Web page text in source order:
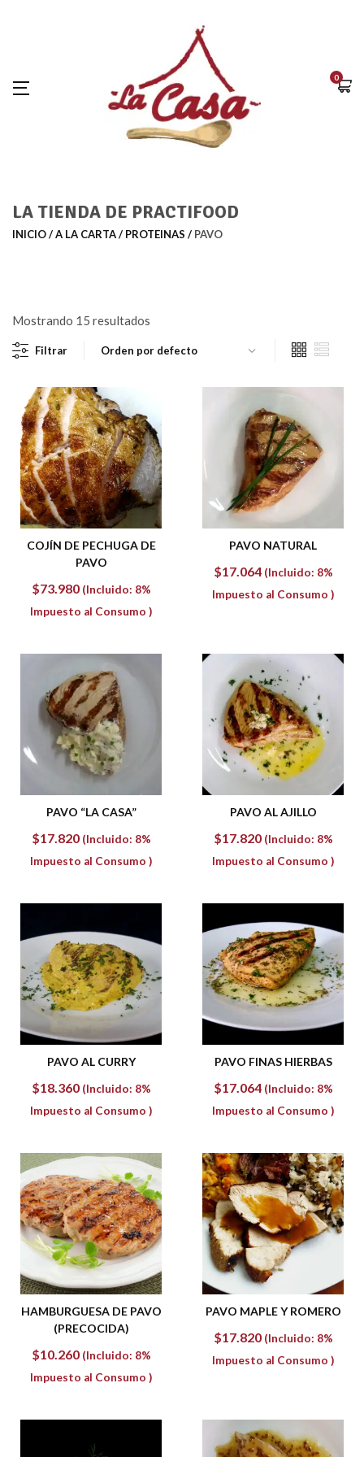
0
LA TIENDA DE PRACTIFOOD
INICIO A LA CARTA PROTEINAS PAVO
Mostrando 15 resultados
Filtrar
COJÍN DE PECHUGA DE
PAVO
$73.980 (Incluido: 8%
Impuesto al Consumo )
PAVO NATURAL
$17.064 (Incluido: 8%
Impuesto al Consumo )
PAVO “LA CASA”
$17.820 (Incluido: 8%
Impuesto al Consumo )
PAVO AL AJILLO
$17.820 (Incluido: 8%
Impuesto al Consumo )
PAVO AL CURRY
$18.360 (Incluido: 8%
Impuesto al Consumo )
PAVO FINAS HIERBAS
$17.064 (Incluido: 8%
Impuesto al Consumo )
HAMBURGUESA DE PAVO
(PRECOCIDA)
$10.260 (Incluido: 8%
Impuesto al Consumo )
PAVO MAPLE Y ROMERO
$17.820 (Incluido: 8%
Impuesto al Consumo )